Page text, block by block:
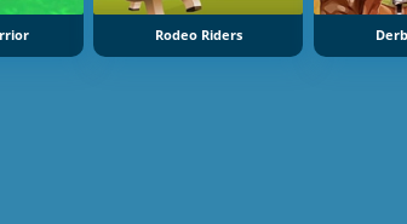
Rodeo Riders